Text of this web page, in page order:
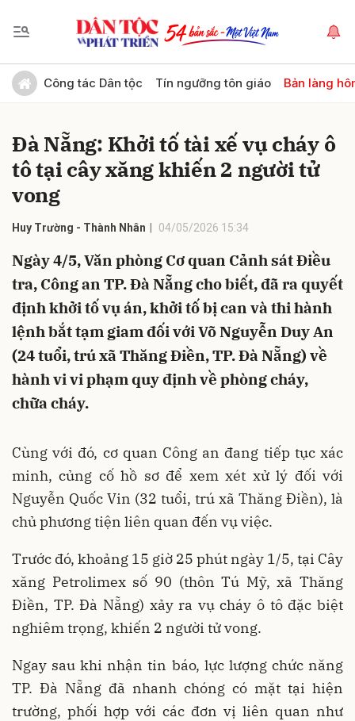
Công tác Dân tộc Tín ngưỡng tôn giáo Bản làng
Đà Nẵng: Khởi tố tài xế vụ cháy ô
tô tại cây xăng khiến 2 người tử
vong
Huy Trường - Thành Nhân 04/05/2026 15:34
Ngày 4/5, Văn phòng Cơ quan Cảnh sát Điều
tra, Công an TP. Đà Nẵng cho biết, đã ra quyết
định khởi tố vụ án, khởi tố bị can và thi hành
lệnh bắt tạm giam đối với Võ Nguyễn Duy An
(24 tuổi, trú xã Thăng Điền, TP. Đà Nẵng) về
hành vi vi phạm quy định về phòng cháy,
chữa cháy.
Cùng với đó, cơ quan Công an đang tiếp tục xác
minh, củng cố hồ sơ để xem xét xử lý đối với
Nguyễn Quốc Vin (32 tuổi, trú xã Thăng Điền), là
chủ phương tiện liên quan đến vụ việc.
Trước đó, khoảng 15 giờ 25 phút ngày 1/5, tại Cây
xăng Petrolimex số 90 (thôn Tú Mỹ, xã Thăng
Điền, TP. Đà Nẵng) xảy ra vụ cháy ô tô đặc biệt
nghiêm trọng, khiến 2 người tử vong.
Ngay sau khi nhận tin báo, lực lượng chức năng
TP. Đà Nẵng đã nhanh chóng có mặt tại hiện
trường, phối hợp với các đơn vị liên quan như
Gửi bình luận